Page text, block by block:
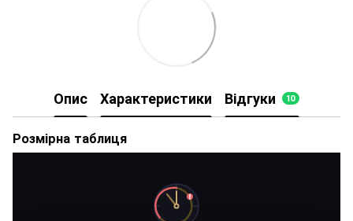
Опис Характеристики Відгуки 10
Розмірна таблиця